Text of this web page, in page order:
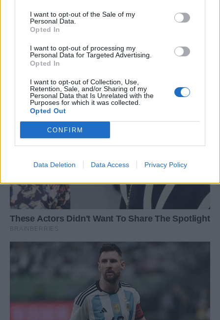
I want to opt-out of the Sale of my
Personal Data.
Opted In
I want to opt-out of processing my
Personal Data for Targeted Advertising.
Opted In
I want to opt-out of Collection, Use,
Retention, Sale, and/or Sharing of my
Personal Data that Is Unrelated with the
Purposes for which it was collected.
Opted Out
CONFIRM
Data Deletion Data Access Privacy Policy